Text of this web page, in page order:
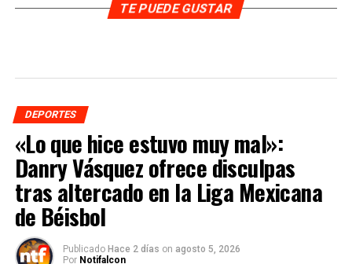
TE PUEDE GUSTAR
DEPORTES
«Lo que hice estuvo muy mal»:
Danry Vásquez ofrece disculpas
tras altercado en la Liga Mexicana
de Béisbol
Publicado Hace 2 días on agosto 5, 2026
Por Notifalcon